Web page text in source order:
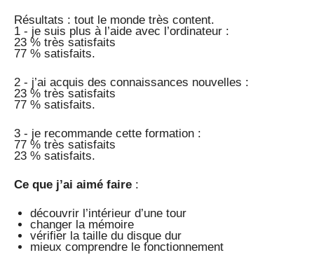
Résultats : tout le monde très content.
1 - je suis plus à l’aide avec l’ordinateur :
23 % très satisfaits
77 % satisfaits.
2 - j’ai acquis des connaissances nouvelles :
23 % très satisfaits
77 % satisfaits.
3 - je recommande cette formation :
77 % très satisfaits
23 % satisfaits.
Ce que j’ai aimé faire :
découvrir l’intérieur d’une tour
changer la mémoire
vérifier la taille du disque dur
mieux comprendre le fonctionnement